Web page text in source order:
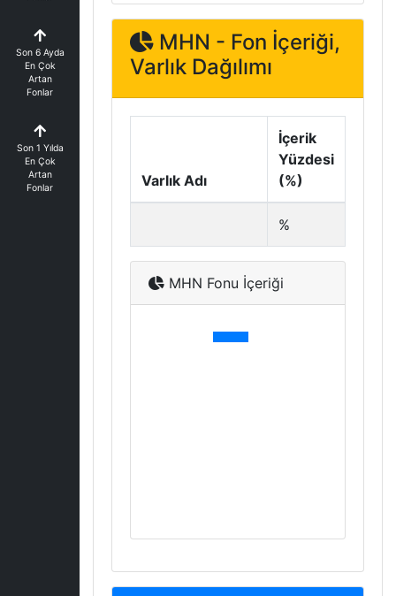
Son 6 Ayda
En Çok
Artan
Fonlar
Son 1 Yılda
En Çok
Artan
Fonlar
MHN - Fon İçeriği,
Varlık Dağılımı
Varlık Adı
İçerik
Yüzdesi
(%)
%
MHN Fonu İçeriği